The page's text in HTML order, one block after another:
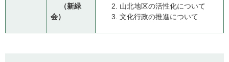
（新緑
会）
山北地区の活性化について
文化行政の推進について